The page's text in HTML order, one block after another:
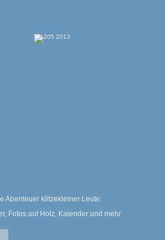
Abenteuer klitzekleiner Leute:
Fotos auf Holz, Kalender und mehr